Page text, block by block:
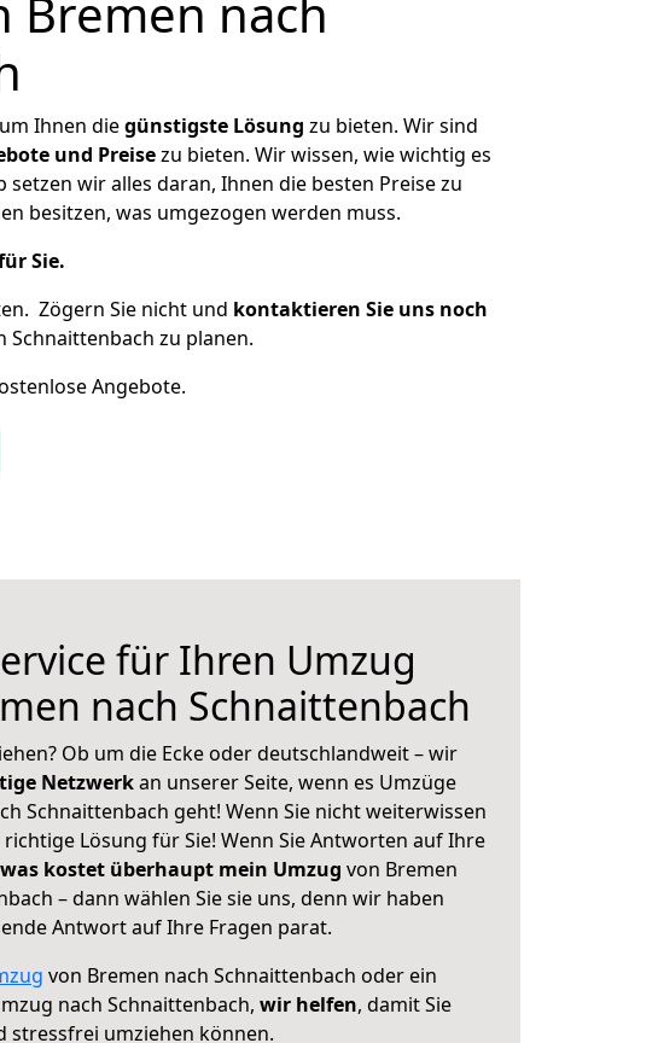
Bremen nach
Ihnen diegünstigste Lösung zu bieten. Wir sind
und Preisezu bieten. Wir wissen, wie wichtig es
wir alles daran, Ihnen die besten Preise zu
besitzen, was umgezogen werden muss.
Sie.
Zögern Sie nicht und kontaktieren Sie uns noch
zu planen.
Angebote.
für Ihren Umzug
nach Schnaittenbach
Ob um die Ecke oder deutschlandweit – wir
Netzwerkan unserer Seite, wenn es Umzüge
Schnaittenbach geht! Wenn Sie nicht weiterwissen
Lösung für Sie! Wenn Sie Antworten auf Ihre
was kostet überhaupt mein Umzug von Bremen
– dann wählen Sie sie uns, denn wir haben
Antwort auf Ihre Fragen parat.
von Bremen nach Schnaittenbach oder ein
nach Schnaittenbach, wir helfen, damit Sie
stressfrei umziehen können.